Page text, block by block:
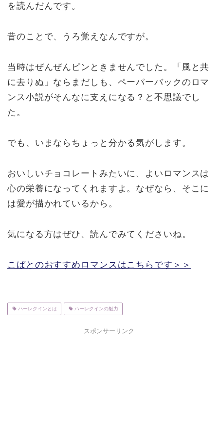
を読んだんです。
昔のことで、うろ覚えなんですが。
当時はぜんぜんピンときませんでした。「風と共
に去りぬ」ならまだしも、ペーパーバックのロマ
ンス小説がそんなに支えになる？と不思議でし
た。
でも、いまならちょっと分かる気がします。
おいしいチョコレートみたいに、よいロマンスは
心の栄養になってくれますよ。なぜなら、そこに
は愛が描かれているから。
気になる方はぜひ、読んでみてくださいね。
こばとのおすすめロマンスはこちらです＞＞
ハーレクインとは ハーレクインの魅力
スポンサーリンク